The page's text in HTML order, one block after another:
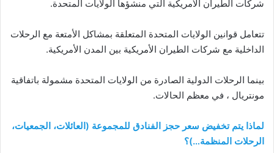
شركات الطيران الأمريكية التي منشؤها الولايات المتحدة.
تتعامل قوانين الولايات المتحدة المتعلقة بمشاكل الأمتعة مع الرحلات
الداخلية مع شركات الطيران الأمريكية بين المدن الأمريكية.
بينما الرحلات الدولية الصادرة من الولايات المتحدة مشمولة باتفاقية
مونتريال ، في معظم الحالات.
لماذا يتم تخفيض سعر حجز الفنادق للمجموعة (العائلات، الجمعيات،
الرحلات المنظمة…)؟